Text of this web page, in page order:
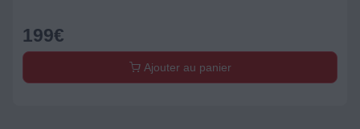
199€
Ajouter au panier